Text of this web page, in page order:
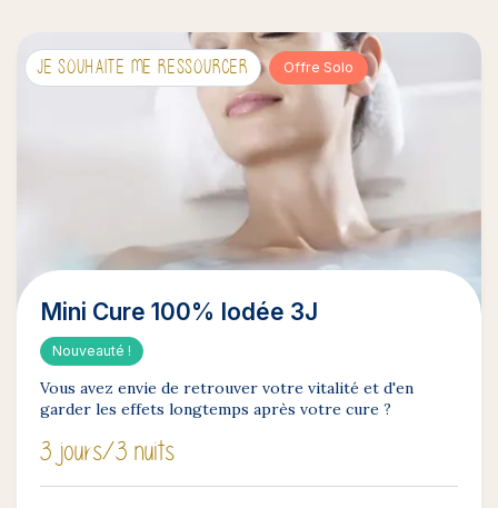
JE SOUHAITE ME RESSOURCER Offre Solo
Mini Cure 100% Iodée 3J
Nouveauté !
Vous avez envie de retrouver votre vitalité et d'en
garder les effets longtemps après votre cure ?
3 jours/3 nuits